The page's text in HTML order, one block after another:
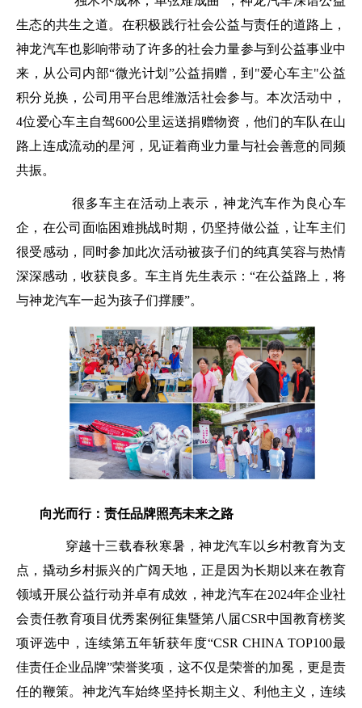
生态的共生之道。在积极践行社会公益与责任的道路上，
神龙汽车也影响带动了许多的社会力量参与到公益事业中
来，从公司内部“微光计划”公益捐赠，到 "爱心车主"公益
积分兑换，公司用平台思维激活社会参与。本次活动中，
4位爱心车主自驾600公里运送捐赠物资，他们的车队在山
路上连成流动的星河，见证着商业力量与社会善意的同频
共振。
很多车主在活动上表示，神龙汽车作为良心车
企，在公司面临困难挑战时期，仍坚持做公益，让车主们
很受感动，同时参加此次活动被孩子们的纯真笑容与热情
深深感动，收获良多。车主肖先生表示：“在公益路上，将
与神龙汽车一起为孩子们撑腰”。
向光而行：责任品牌照亮未来之路
穿越十三载春秋寒暑，神龙汽车以乡村教育为支
点，撬动乡村振兴的广阔天地，正是因为长期以来在教育
领域开展公益行动并卓有成效，神龙汽车在2024年企业社
会责任教育项目优秀案例征集暨第八届CSR中国教育榜奖
项评选中，连续第五年斩获年度“CSR CHINA TOP100最
佳责任企业品牌”荣誉奖项，这不仅是荣誉的加冕，更是责
任的鞭策。神龙汽车始终坚持长期主义、利他主义，连续